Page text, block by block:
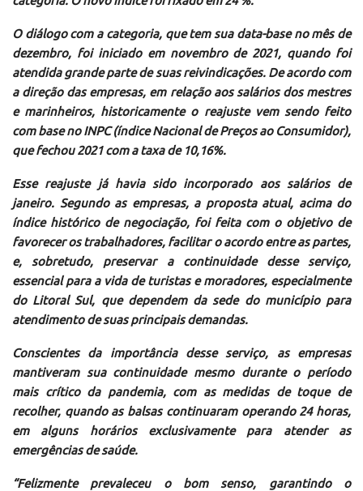
O diálogo com a categoria, que tem sua data-base no mês de
dezembro, foi iniciado em novembro de 2021, quando foi
atendida grande parte de suas reivindicações. De acordo com
a direção das empresas, em relação aos salários dos mestres
e marinheiros, historicamente o reajuste vem sendo feito
com base no INPC (índice Nacional de Preços ao Consumidor),
que fechou 2021 com a taxa de 10,16%.
Esse reajuste já havia sido incorporado aos salários de
janeiro. Segundo as empresas, a proposta atual, acima do
índice histórico de negociação, foi feita com o objetivo de
favorecer os trabalhadores, facilitar o acordo entre as partes,
e, sobretudo, preservar a continuidade desse serviço,
essencial para a vida de turistas e moradores, especialmente
do Litoral Sul, que dependem da sede do município para
atendimento de suas principais demandas.
Conscientes da importância desse serviço, as empresas
mantiveram sua continuidade mesmo durante o período
mais crítico da pandemia, com as medidas de toque de
recolher, quando as balsas continuaram operando 24 horas,
em alguns horários exclusivamente para atender as
emergências de saúde.
“Felizmente prevaleceu o bom senso, garantindo o